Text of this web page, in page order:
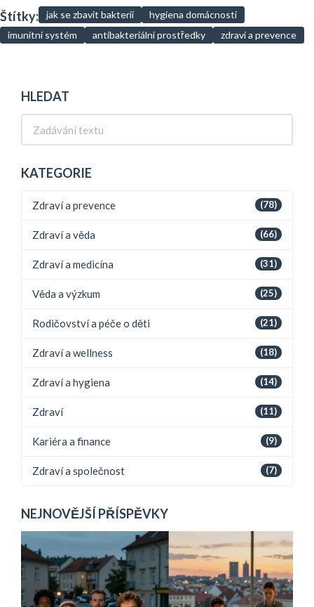
Štítky: jak se zbavit bakterií
hygiena domácnosti
imunitní systém
antibakteriální prostředky zdraví a prevence
HLEDAT
KATEGORIE
(78)
Zdraví a prevence
(66)
Zdraví a věda
(31)
Zdraví a medicína
(25)
Věda a výzkum
(21)
Rodičovství a péče o děti
(18)
Zdraví a wellness
(14)
Zdraví a hygiena
(11)
Zdraví
(9)
Kariéra a finance
(7)
Zdraví a společnost
NEJNOVĚJŠÍ PŘÍSPĚVKY